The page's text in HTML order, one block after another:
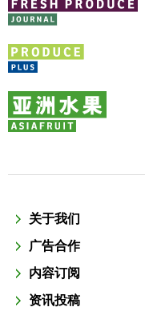
关于我们
广告合作
内容订阅
资讯投稿